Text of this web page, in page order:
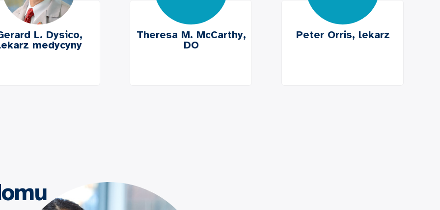
L. Dysico,
medycyny
Theresa M. McCarthy,
DO
Peter Orris, lekarz